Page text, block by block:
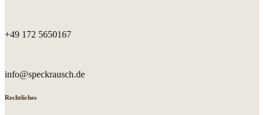
+49 172 5650167
info@speckrausch.de
Rechtliches